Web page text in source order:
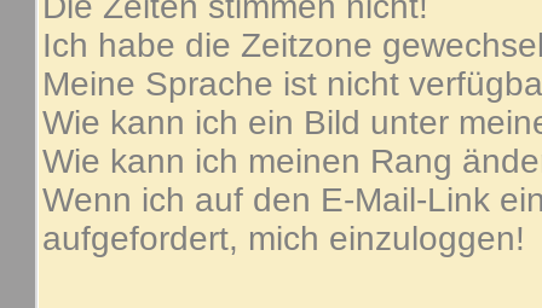
Ich habe die Zeitzone
Meine Sprache ist nicht
Wie kann ich ein Bild unter
Wie kann ich meinen Rang
Wenn ich auf den E-Mail-Link
aufgefordert, mich einzuloggen!